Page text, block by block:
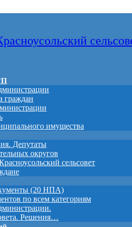
граждан
имущества
Депутаты
округов
сельсовет
(20 НПА)
по всем категориям
Решения…